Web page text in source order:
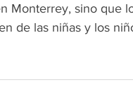
Monterrey, sino que
de las niñas y los